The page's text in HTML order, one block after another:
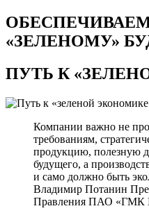
«ЗЕЛЕНОМУ»
ПУТЬ К
Компании важно не
требованиям,
продукцию, полезную
будущего, а
и само должно быть
Владимир Потанин
Правления ПАО «ГМК